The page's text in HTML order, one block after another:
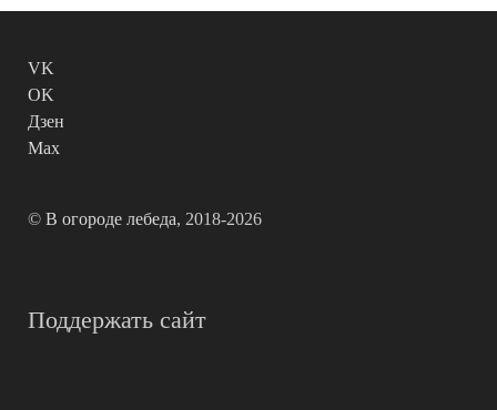
VK
OK
Дзен
Max
© В огороде лебеда, 2018-2026
Поддержать сайт